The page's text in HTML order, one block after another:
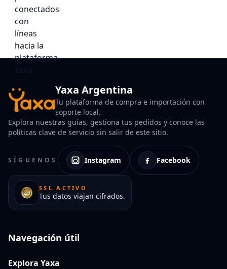
Yaxa Argentina
Tu plataforma de compra e importación con
soporte local.
Explora nuestras guías, gestiona tus pedidos y conoce las
políticas clave de servicio sin salir de este sitio.
SÍGUENOS Instagram Facebook
SSL ACTIVO
Tus datos viajan cifrados.
Navegación útil
Explora Yaxa